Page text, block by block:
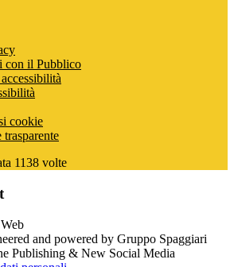
con il Pubblico
cookie
1138 volte
and powered by Gruppo Spaggiari
Publishing & New Social Media